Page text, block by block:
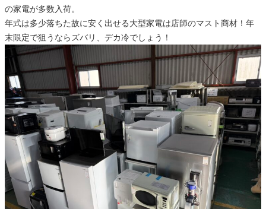
の家電が多数入荷。
年式は多少落ちた故に安く出せる大型家電は店師のマスト商材！年
末限定で狙うならズバリ、デカ冷でしょう！